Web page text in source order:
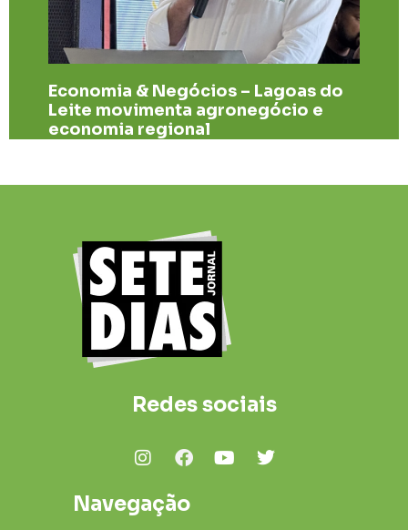
Economia & Negócios – Lagoas do
Leite movimenta agronegócio e
economia regional
Redes sociais
Navegação